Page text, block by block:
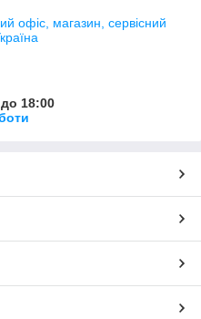
офіс, магазин, сервісний
18:00